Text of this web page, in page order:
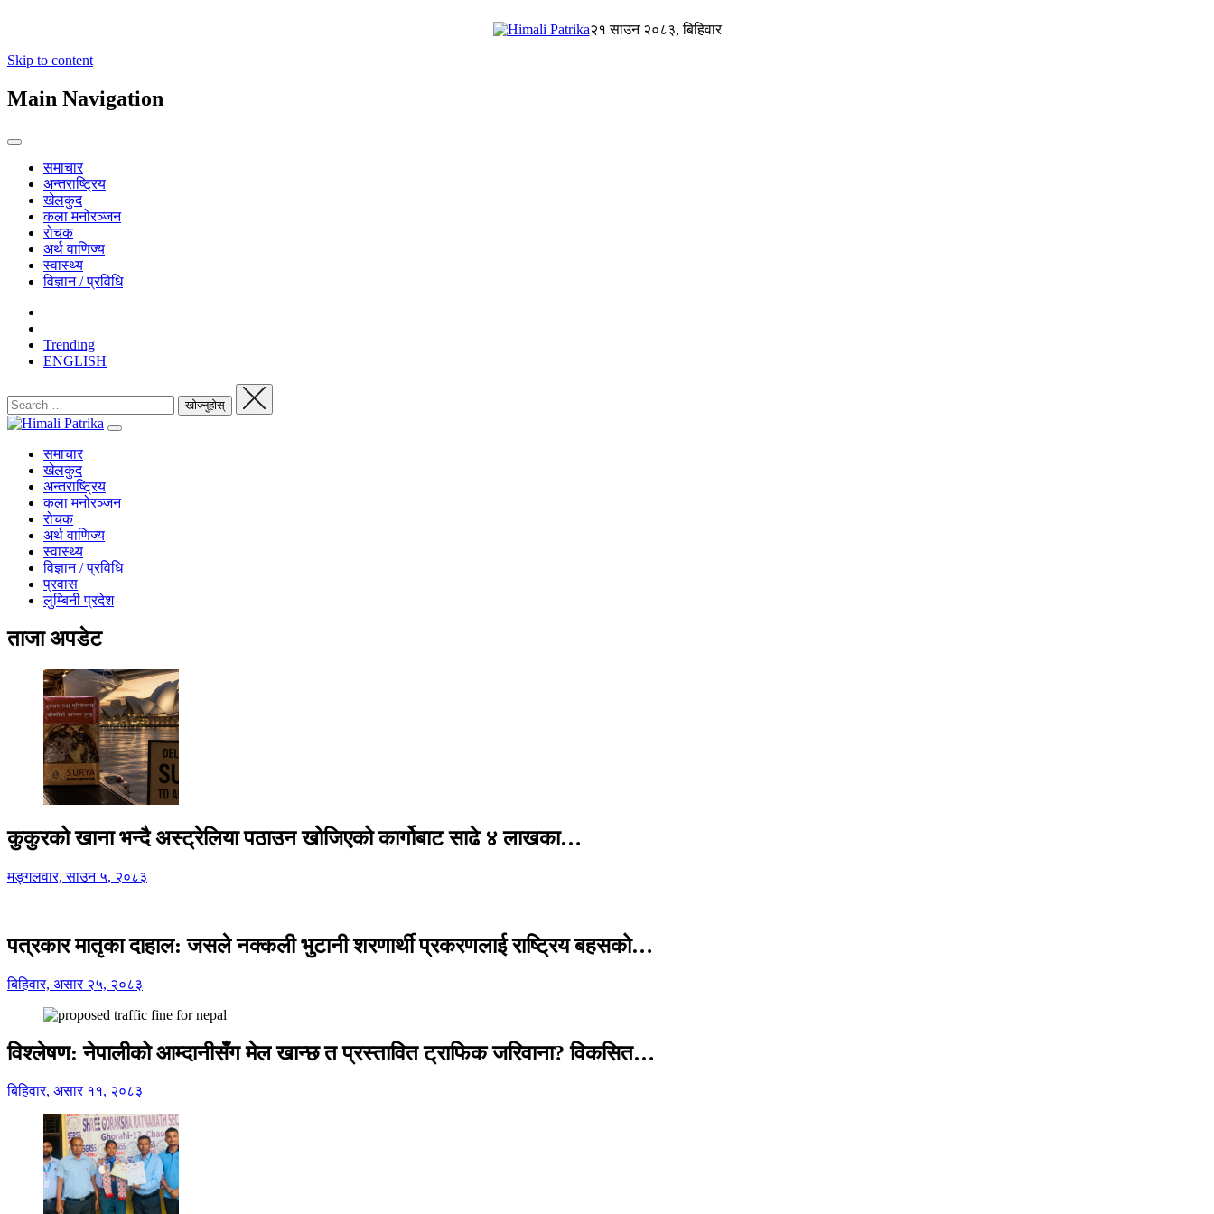
२१ साउन २०८३, बिहिवार
Skip to content
Main Navigation
समाचार
अन्तराष्ट्रिय
खेलकुद
कला मनोरञ्जन
रोचक
अर्थ वाणिज्य
स्वास्थ्य
विज्ञान / प्रविधि
Trending
ENGLISH
समाचार
खेलकुद
अन्तराष्ट्रिय
कला मनोरञ्जन
रोचक
अर्थ वाणिज्य
स्वास्थ्य
विज्ञान / प्रविधि
प्रवास
लुम्बिनी प्रदेश
ताजा अपडेट
कुकुरको खाना भन्दै अस्ट्रेलिया पठाउन खोजिएको कार्गोबाट साढे ४ लाखका…
मङ्गलवार, साउन ५, २०८३
पत्रकार मातृका दाहाल: जसले नक्कली भुटानी शरणार्थी प्रकरणलाई राष्ट्रिय बहसको…
बिहिवार, असार २५, २०८३
विश्लेषण: नेपालीको आम्दानीसँग मेल खान्छ त प्रस्तावित ट्राफिक जरिवाना? विकसित…
बिहिवार, असार ११, २०८३